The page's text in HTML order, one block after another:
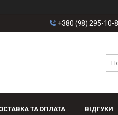
+380 (98) 295-10-
ТА ОПЛАТА ВІДГУКИ